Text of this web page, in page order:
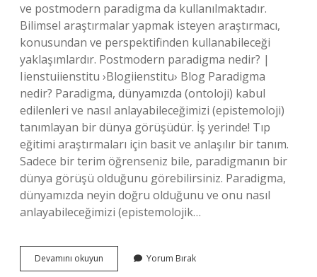
ve postmodern paradigma da kullanılmaktadır.
Bilimsel araştırmalar yapmak isteyen araştırmacı,
konusundan ve perspektifinden kullanabileceği
yaklaşımlardır. Postmodern paradigma nedir? |
Iienstuiienstitu ›Blogiienstitu› Blog Paradigma
nedir? Paradigma, dünyamızda (ontoloji) kabul
edilenleri ve nasıl anlayabileceğimizi (epistemoloji)
tanımlayan bir dünya görüşüdür. İş yerinde! Tıp
eğitimi araştırmaları için basit ve anlaşılır bir tanım.
Sadece bir terim öğrenseniz bile, paradigmanın bir
dünya görüşü olduğunu görebilirsiniz. Paradigma,
dünyamızda neyin doğru olduğunu ve onu nasıl
anlayabileceğimizi (epistemolojik…
Devamını okuyun Paradigma
Nedir
Yorum Bırak